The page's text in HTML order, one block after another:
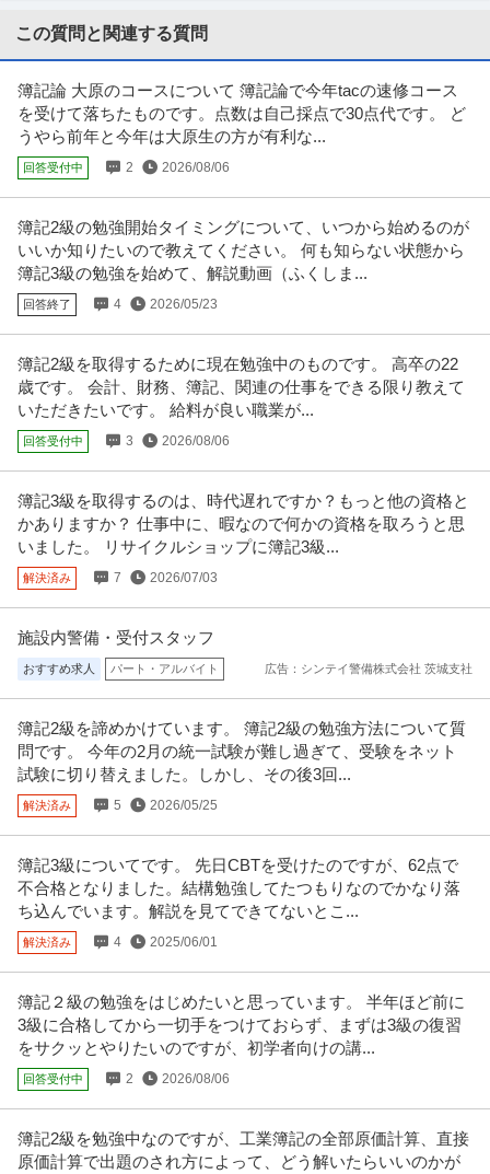
税務・税理士
森総合税理士法人
正社員 交通費支給 雇用保険完備 年間休日120日以上
年収700万円〜900万円
■業務内容： ・相続税申告に関する各種財産の評価 土地の評価、非上場株式
の評価、有価証券の評価など…続きを見る
提供：ヒュープロ
東京／税務マネージャー世界5位の会計事務所ネットワーク／国際
税務
ＢＤＯ税理士法人
正社員 交通費支給
ＢＤＯ税理士法人 【東京】税務マネージャー◆世界5位の会計事務所ネット
ワーク/国際税務 【仕事内容
…続きを見る
勤なし／ブライト500認定・WLB
新着 正社員 交通費支給 学歴不問 昇給あり
年収405万円〜600万円
小谷野税理士法人 【代々木】税務スタッフ◆経験者歓迎/専門性を高められる
環境/転勤なし/ブライト5…続きを見る
提供：doda
税務・税理士／フルフレックス制度あり
森総合税理士法人
年収700万円〜1,100万円
売上高数億円～数百億円の企業、オーナー企業、医療法人へ向けて、帳簿な
どのレビュー業務、会計・税務を …続きを見る
BDO税理士法人
新着 正社員 在宅ワーク 特別休暇 完全週休2日制
月給24万円
BDO税理士法人 【税務スタッフ】国際業務も学べる！フレックス制＆リモー
提供：マイナビ転職
この条件の求人をもっと見る
この質問と関連する質問
簿記論 大原のコースについて 簿記論で今年tacの速修コース
を受けて落ちたものです。点数は自己採点で30点代です。 ど
うやら前年と今年は大原生の方が有利な...
回答受付中 2 2026/08/06
簿記2級の勉強開始タイミングについて、いつから始めるのが
いいか知りたいので教えてください。 何も知らない状態から
簿記3級の勉強を始めて、解説動画（ふくしま...
回答終了 4 2026/05/23
簿記2級を取得するために現在勉強中のものです。 高卒の22
歳です。 会計、財務、簿記、関連の仕事をできる限り教えて
いただきたいです。 給料が良い職業が...
回答受付中 3 2026/08/06
簿記3級を取得するのは、時代遅れですか？もっと他の資格と
かありますか？ 仕事中に、暇なので何かの資格を取ろうと思
いました。 リサイクルショップに簿記3級...
解決済み 7 2026/07/03
施設内警備・受付スタッフ
おすすめ求人 パート・アルバイト 広告：シンテイ警備株式会社 茨城支社
簿記2級を諦めかけています。 簿記2級の勉強方法について質
問です。 今年の2月の統一試験が難し過ぎて、受験をネット
試験に切り替えました。しかし、その後3回...
解決済み 5 2026/05/25
簿記3級についてです。 先日CBTを受けたのですが、62点で
不合格となりました。結構勉強してたつもりなのでかなり落
ち込んでいます。解説を見てできてないとこ...
解決済み 4 2025/06/01
簿記２級の勉強をはじめたいと思っています。 半年ほど前に
3級に合格してから一切手をつけておらず、まずは3級の復習
をサクッとやりたいのですが、初学者向けの講...
回答受付中 2 2026/08/06
簿記2級を勉強中なのですが、工業簿記の全部原価計算、直接
原価計算で出題のされ方によって、どう解いたらいいのかが